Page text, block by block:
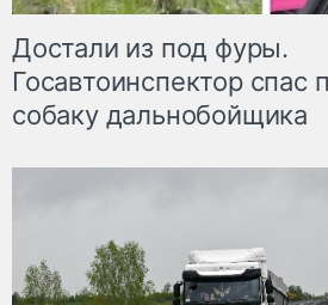
Достали из под фуры.
Госавтоинспектор спас
собаку дальнобойщика